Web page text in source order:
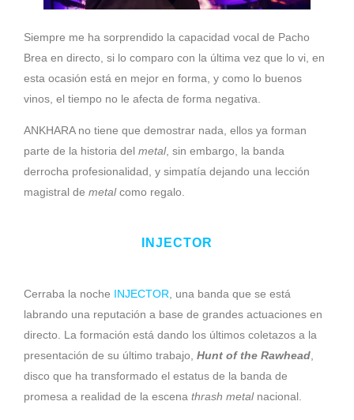
Siempre me ha sorprendido la capacidad vocal de Pacho
Brea en directo, si lo comparo con la última vez que lo vi, en
esta ocasión está en mejor en forma, y como lo buenos
vinos, el tiempo no le afecta de forma negativa.
ANKHARA no tiene que demostrar nada, ellos ya forman
parte de la historia del metal, sin embargo, la banda
derrocha profesionalidad, y simpatía dejando una lección
magistral de metalcomo regalo.
INJECTOR
Cerraba la noche INJECTOR , una banda que se está
labrando una reputación a base de grandes actuaciones en
directo. La formación está dando los últimos coletazos a la
presentación de su último trabajo, Hunt of the Rawhead
disco que ha transformado el estatus de la banda de
promesa a realidad de la escena thrash metalnacional.